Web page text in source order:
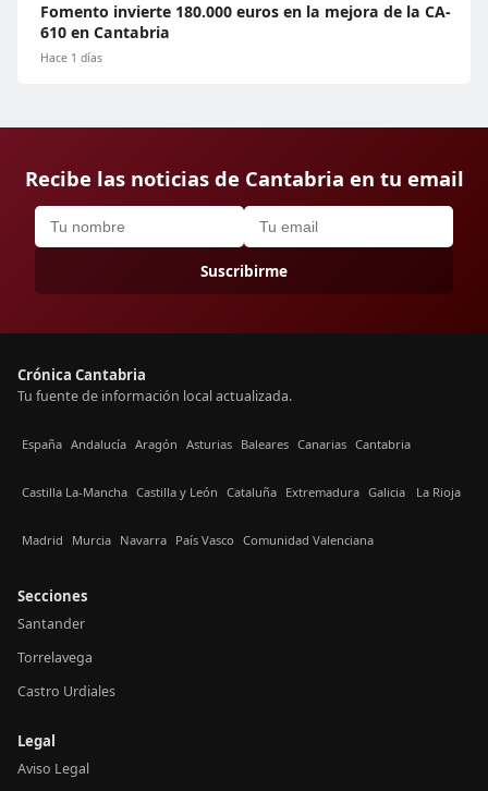
Fomento invierte 180.000 euros en la mejora de la CA-
610 en Cantabria
Hace 1 días
Recibe las noticias de Cantabria en tu email
Suscribirme
Crónica Cantabria
Tu fuente de información local actualizada.
España Andalucía Aragón Asturias Baleares Canarias Cantabria
Castilla La-Mancha Castilla y León Cataluña Extremadura Galicia La Rioja
Madrid Murcia Navarra País Vasco Comunidad Valenciana
Secciones
Santander
Torrelavega
Castro Urdiales
Legal
Aviso Legal